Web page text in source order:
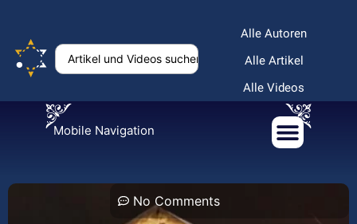
Alle Autoren
Alle Artikel
Alle Videos
Mobile Navigation
No Comments